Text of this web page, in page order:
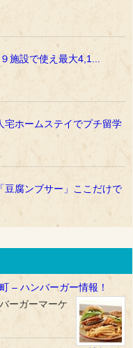
施設で使え最大4,1...
宅ホームステイでプチ留学
豆腐ンブサー」ここだけで
– ハンバーガー情報！
ーガーマーケ